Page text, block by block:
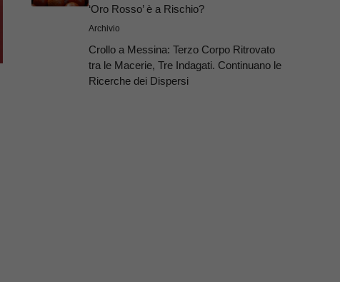
‘Oro Rosso’ è a Rischio?
Archivio
Crollo a Messina: Terzo Corpo Ritrovato
tra le Macerie, Tre Indagati. Continuano le
Ricerche dei Dispersi